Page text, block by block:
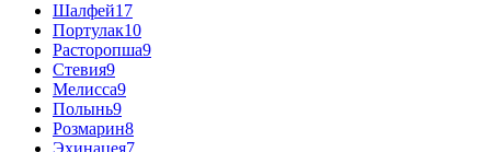
Шалфей17
Портулак10
Расторопша9
Стевия9
Мелисса9
Полынь9
Розмарин8